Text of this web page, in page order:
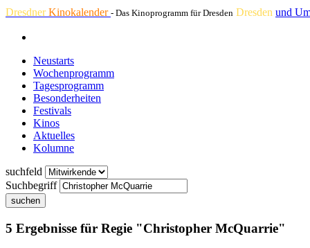
DresdnerKinokalender - Das Kinoprogramm für Dresden Dresden und
Neustarts
Wochenprogramm
Tagesprogramm
Besonderheiten
Festivals
Kinos
Aktuelles
Kolumne
suchfeld
Suchbegriff
suchen
5 Ergebnisse für Regie "Christopher McQuarrie"